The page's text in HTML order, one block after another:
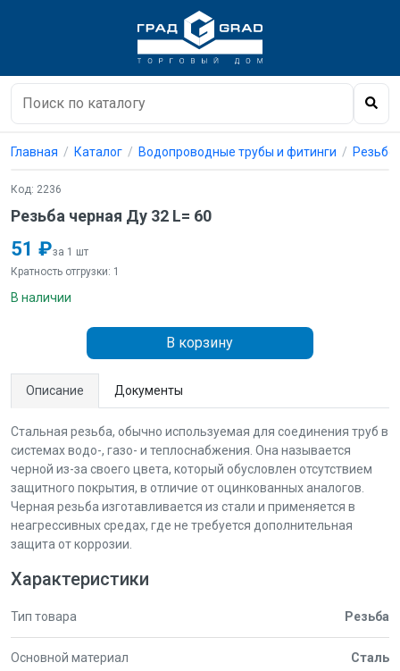
Главная Каталог Водопроводные трубы и фитинги
Код: 2236
Резьба черная Ду 32 L= 60
51 ₽за 1 шт
Кратность отгрузки: 1
В наличии
В корзину
Описание Документы
Стальная резьба, обычно используемая для соединения труб в
системах водо-, газо- и теплоснабжения. Она называется
черной из-за своего цвета, который обусловлен отсутствием
защитного покрытия, в отличие от оцинкованных аналогов.
Черная резьба изготавливается из стали и применяется в
неагрессивных средах, где не требуется дополнительная
защита от коррозии.
Характеристики
Тип товара Резьба
Основной материал Сталь